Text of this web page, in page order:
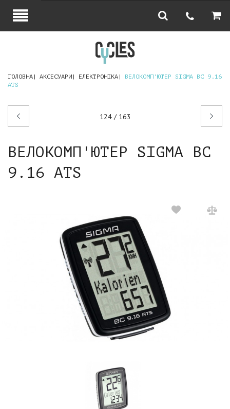
ГОЛОВНА АКСЕСУАРИ ЕЛЕКТРОНІКА
ВЕЛОКОМП'ЮТЕР SIGMA BC 9.16
ATS
124 / 163
Наступний
ВЕЛОКОМП'ЮТЕР SIGMA BC
9.16 ATS